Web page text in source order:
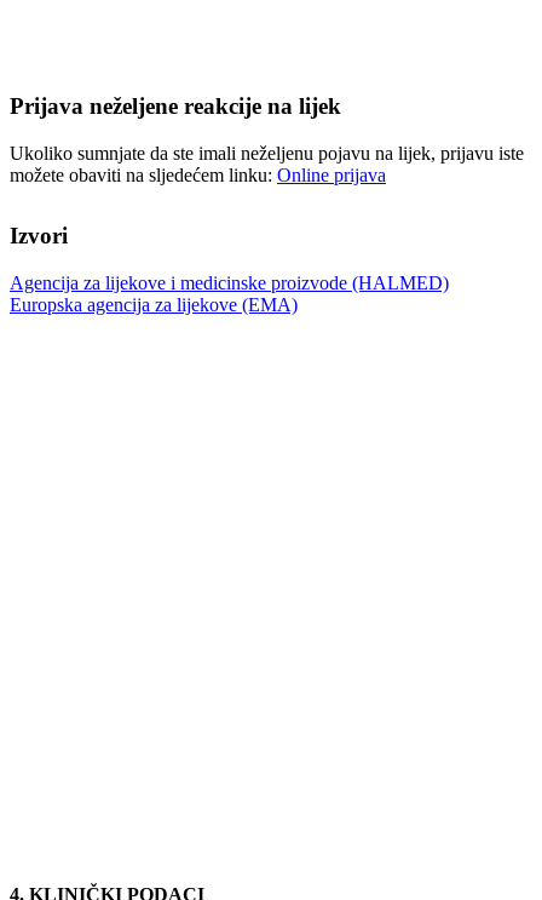
Prijava neželjene reakcije na lijek
Ukoliko sumnjate da ste imali neželjenu pojavu na lijek, prijavu iste
možete obaviti na sljedećem linku: Online prijava
Izvori
Agencija za lijekove i medicinske proizvode (HALMED)
Europska agencija za lijekove (EMA)
4. KLINIČKI PODACI